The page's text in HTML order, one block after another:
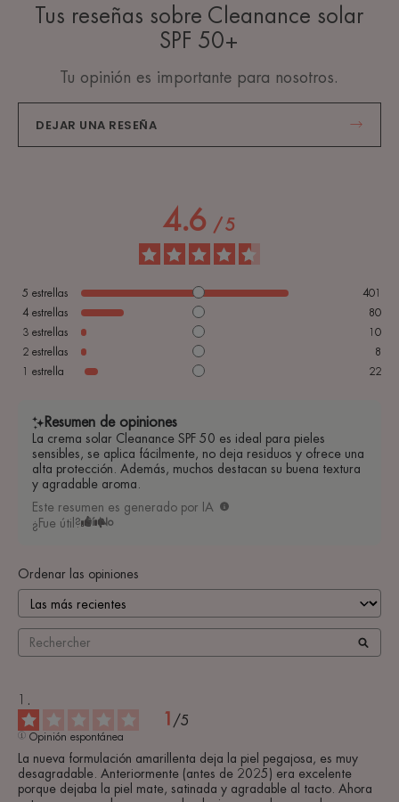
Tus reseñas sobre Cleanance solar
SPF 50+
Tu opinión es importante para nosotros.
DEJAR UNA RESEÑA
4.6 / 5
5 estrellas
401
4 estrellas
80
3 estrellas
10
2 estrellas
8
1 estrella 22
Resumen de opiniones
La crema solar Cleanance SPF 50 es ideal para pieles
sensibles, se aplica fácilmente, no deja residuos y ofrece una
alta protección. Además, muchos destacan su buena textura
y agradable aroma.
Este resumen es generado por IA
¿Fue útil? Sí No
Ordenar las opiniones
1 /5
Opinión espontánea
La nueva formulación amarillenta deja la piel pegajosa, es muy
desagradable. Anteriormente (antes de 2025) era excelente
porque dejaba la piel mate, satinada y agradable al tacto. Ahora